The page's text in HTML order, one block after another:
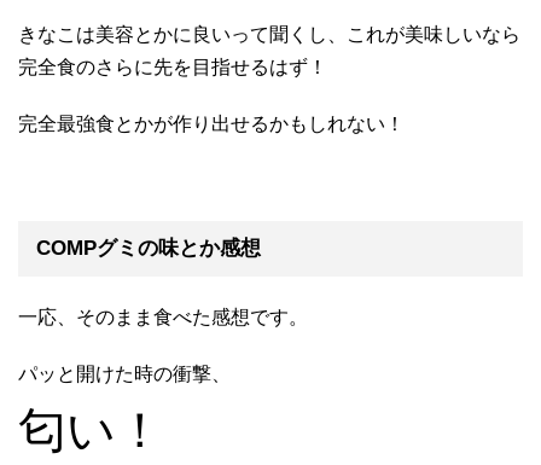
きなこは美容とかに良いって聞くし、これが美味しいなら
完全食のさらに先を目指せるはず！
完全最強食とかが作り出せるかもしれない！
COMPグミの味とか感想
一応、そのまま食べた感想です。
パッと開けた時の衝撃、
匂い！